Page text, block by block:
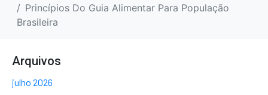
Princípios Do Guia Alimentar Para População
Brasileira
Arquivos
julho 2026